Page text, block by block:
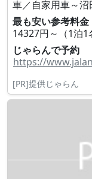
車／自家用車～
最も安い参考料金
14327円～（1泊1
じゃらんで予約
https://
[PR]提供じゃらん